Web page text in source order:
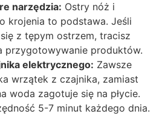
narzędzia: Ostry nóż i
krojenia to podstawa. Jeśli
z tępym ostrzem, tracisz
przygotowywanie produktów.
elektrycznego: Zawsze
wrzątek z czajnika, zamiast
woda zagotuje się na płycie.
5-7 minut każdego dnia.